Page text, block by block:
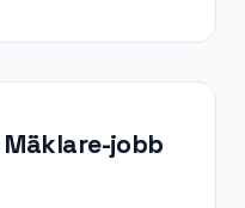
Mäklare-jobb